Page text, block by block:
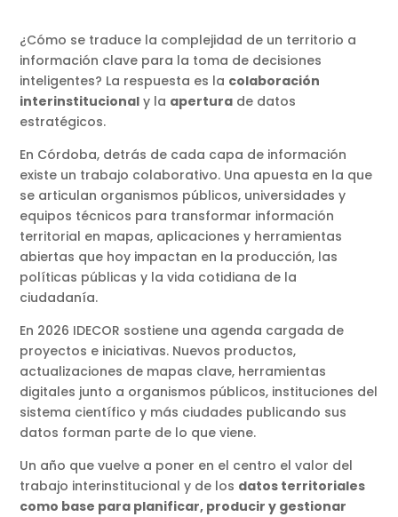
¿Cómo se traduce la complejidad de un territorio a
información clave para la toma de decisiones
inteligentes? La respuesta es la colaboración
interinstitucional y la apertura de datos
estratégicos.
En Córdoba, detrás de cada capa de información
existe un trabajo colaborativo. Una apuesta en la que
se articulan organismos públicos, universidades y
equipos técnicos para transformar información
territorial en mapas, aplicaciones y herramientas
abiertas que hoy impactan en la producción, las
políticas públicas y la vida cotidiana de la
ciudadanía.
En 2026 IDECOR sostiene una agenda cargada de
proyectos e iniciativas. Nuevos productos,
actualizaciones de mapas clave, herramientas
digitales junto a organismos públicos, instituciones del
sistema científico y más ciudades publicando sus
datos forman parte de lo que viene.
Un año que vuelve a poner en el centro el valor del
trabajo interinstitucional y de los datos territoriales
como base para planificar, producir y gestionar